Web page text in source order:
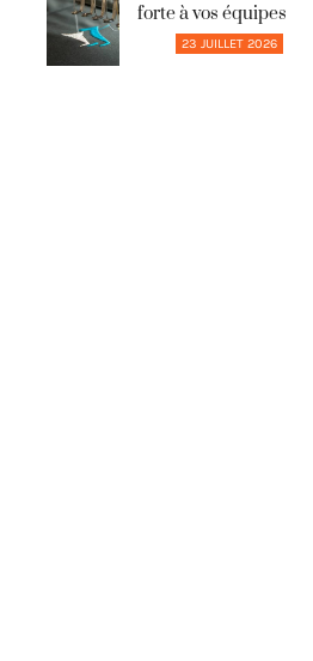
forte à vos équipes
23 JUILLET 2026